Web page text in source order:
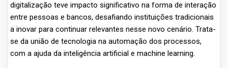
digitalização teve impacto significativo na forma de interação
entre pessoas e bancos, desafiando instituições tradicionais
a inovar para continuar relevantes nesse novo cenário. Trata-
se da união de tecnologia na automação dos processos,
com a ajuda da inteligência artificial e machine learning.